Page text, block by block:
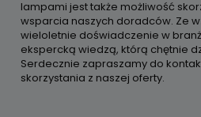
lampami jest także możliwość
wsparcia naszych doradców. Ze
wieloletnie doświadczenie w
ekspercką wiedzą, którą chętnie
Serdecznie zapraszamy do
skorzystania z naszej oferty.